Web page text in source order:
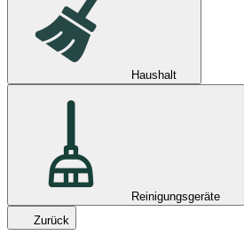
Haushalt
Reinigungsgeräte
Zurück